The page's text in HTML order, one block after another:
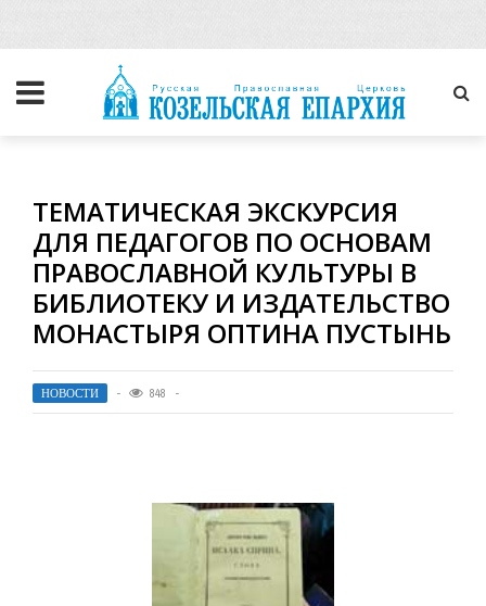
ТЕМАТИЧЕСКАЯ ЭКСКУРСИЯ
ДЛЯ ПЕДАГОГОВ ПО ОСНОВАМ
ПРАВОСЛАВНОЙ КУЛЬТУРЫ В
БИБЛИОТЕКУ И ИЗДАТЕЛЬСТВО
МОНАСТЫРЯ ОПТИНА ПУСТЫНЬ
НОВОСТИ 848